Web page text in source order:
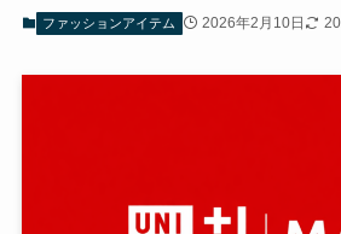
ファッションアイテム 2026年2月10日